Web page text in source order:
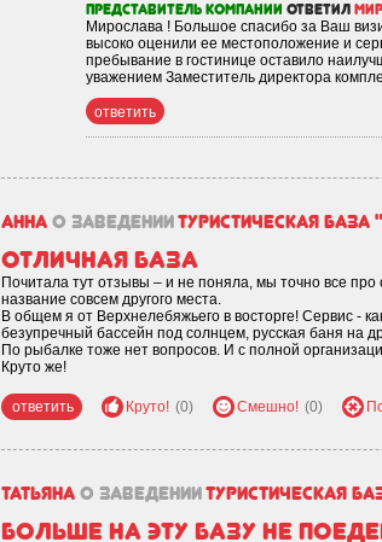
Представитель компании ответил
Мирослава ! Большое спасибо за Ваш
высоко оценили ее местоположение и
пребывание в гостинице оставило
уважением Заместитель директора
ответить
Анна о заведенииТуристическая
Отличная база
Почитала тут отзывы – и не поняла, мы точно все
название совсем другого места.
В общем я от Верхнелебяжьего в восторге! Сервис -
безупречный бассейн под солнцем, русская баня на
По рыбалке тоже нет вопросов. И с полной
Круто же!
ответить Круто! (0) Смешно! (0)
Татьяна о заведенииТуристическая
Больше на эту базу не